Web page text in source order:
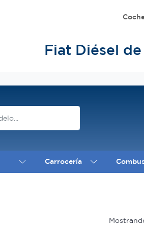
Fiat Diésel
Carrocería